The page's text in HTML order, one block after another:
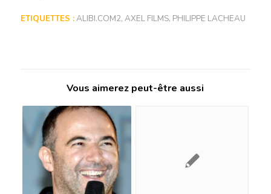
ETIQUETTES :ALIBI.COM2, AXEL FILMS, PHILIPPE LACHEAU
Vous aimerez peut-être aussi